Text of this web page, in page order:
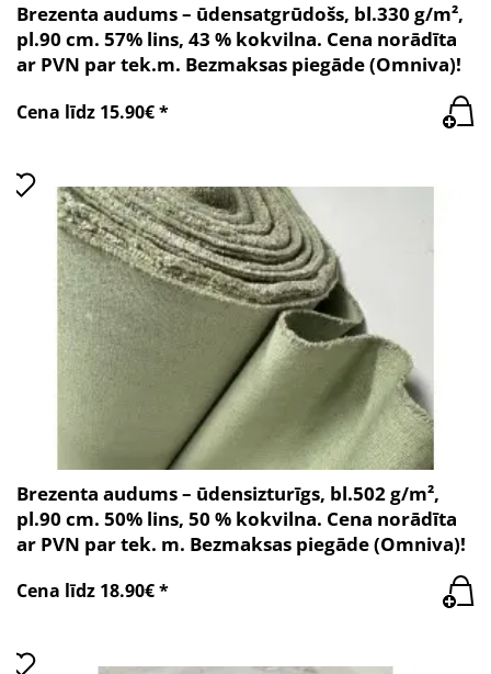
Brezenta audums – ūdensatgrūdošs, bl.330 g/m²,
pl.90 cm. 57% lins, 43 % kokvilna. Cena norādīta
ar PVN par tek.m. Bezmaksas piegāde (Omniva)!
Cena līdz 15.90€ *
Brezenta audums – ūdensizturīgs, bl.502 g/m²,
pl.90 cm. 50% lins, 50 % kokvilna. Cena norādīta
ar PVN par tek. m. Bezmaksas piegāde (Omniva)!
Cena līdz 18.90€ *